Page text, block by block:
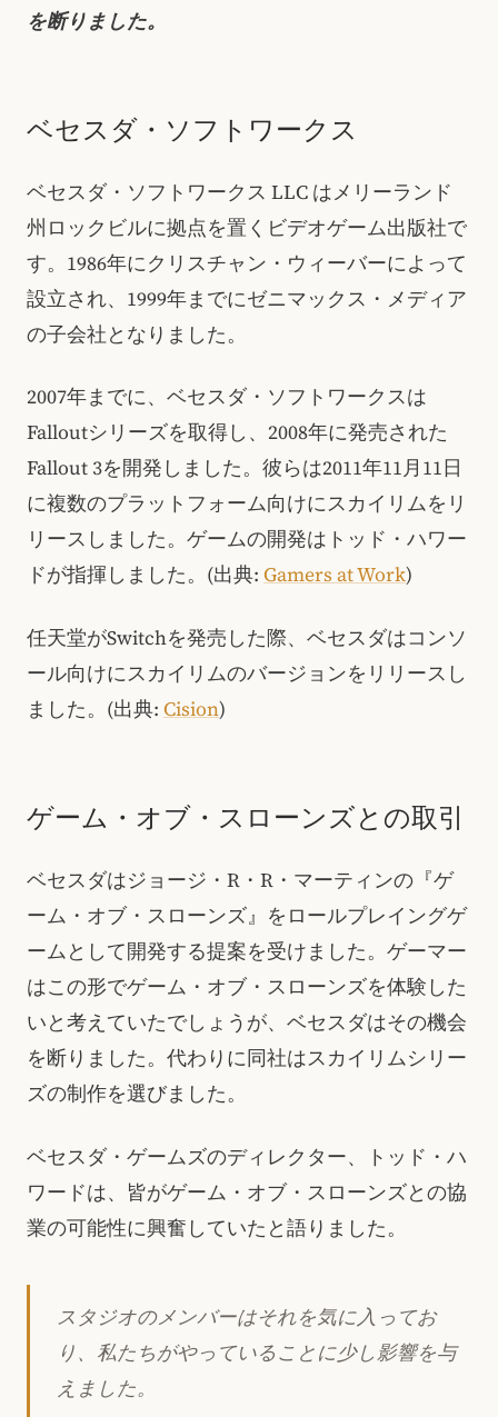
を断りました。
ベセスダ・ソフトワークス
ベセスダ・ソフトワークス LLC はメリーランド
州ロックビルに拠点を置くビデオゲーム出版社で
す。1986年にクリスチャン・ウィーバーによって
設立され、1999年までにゼニマックス・メディア
の子会社となりました。
2007年までに、ベセスダ・ソフトワークスは
Falloutシリーズを取得し、2008年に発売された
Fallout 3を開発しました。彼らは2011年11月11日
に複数のプラットフォーム向けにスカイリムをリ
リースしました。ゲームの開発はトッド・ハワー
ドが指揮しました。(出典: Gamers at Work)
任天堂がSwitchを発売した際、ベセスダはコンソ
ール向けにスカイリムのバージョンをリリースし
ました。(出典: Cision)
ゲーム・オブ・スローンズとの取引
ベセスダはジョージ・R・R・マーティンの『ゲ
ーム・オブ・スローンズ』をロールプレイングゲ
ームとして開発する提案を受けました。ゲーマー
はこの形でゲーム・オブ・スローンズを体験した
いと考えていたでしょうが、ベセスダはその機会
を断りました。代わりに同社はスカイリムシリー
ズの制作を選びました。
ベセスダ・ゲームズのディレクター、トッド・ハ
ワードは、皆がゲーム・オブ・スローンズとの協
業の可能性に興奮していたと語りました。
スタジオのメンバーはそれを気に入ってお
り、私たちがやっていることに少し影響を与
えました。